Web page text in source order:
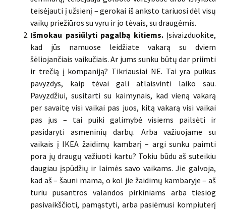
teisėjauti į užsienį – gerokai iš anksto tariuosi dėl visų
vaikų priežiūros su vyru ir jo tėvais, su draugėmis.
Išmokau pasiūlyti pagalbą kitiems.Įsivaizduokite,
kad jūs namuose leidžiate vakarą su dviem
šėliojančiais vaikučiais. Ar jums sunku būtų dar priimti
ir trečią į kompaniją? Tikriausiai NE. Tai yra puikus
pavyzdys, kaip tėvai gali atlaisvinti laiko sau.
Pavyzdžiui, susitarti su kaimynais, kad vieną vakarą
per savaitę visi vaikai pas juos, kitą vakarą visi vaikai
pas jus – tai puiki galimybė visiems pailsėti ir
pasidaryti asmeninių darbų. Arba važiuojame su
vaikais į IKEA žaidimų kambarį – argi sunku paimti
pora jų draugų važiuoti kartu? Tokiu būdu aš suteikiu
daugiau įspūdžių ir laimės savo vaikams. Jie galvoja,
kad aš – šauni mama, o kol jie žaidimų kambaryje – aš
turiu pusantros valandos pirkiniams arba tiesiog
pasivaikščioti, pamąstyti, arba pasiėmusi kompiuterį